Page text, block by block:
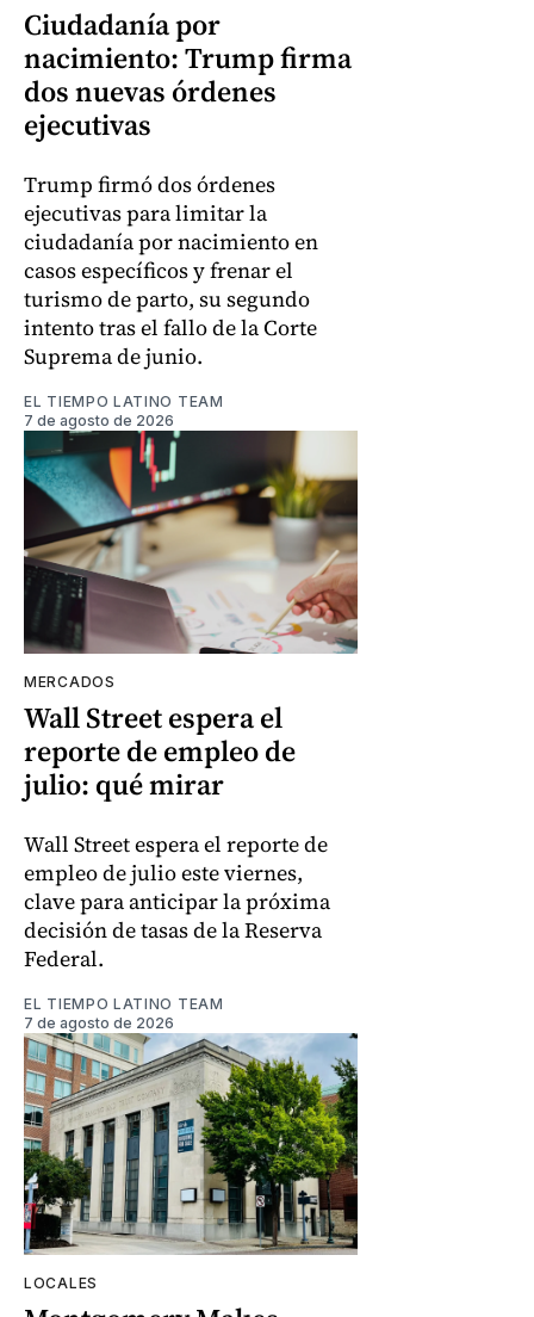
Ciudadanía por
nacimiento: Trump firma
dos nuevas órdenes
ejecutivas
Trump firmó dos órdenes
ejecutivas para limitar la
ciudadanía por nacimiento en
casos específicos y frenar el
turismo de parto, su segundo
intento tras el fallo de la Corte
Suprema de junio.
EL TIEMPO LATINO TEAM
7 de agosto de 2026
MERCADOS
Wall Street espera el
reporte de empleo de
julio: qué mirar
Wall Street espera el reporte de
empleo de julio este viernes,
clave para anticipar la próxima
decisión de tasas de la Reserva
Federal.
EL TIEMPO LATINO TEAM
7 de agosto de 2026
LOCALES